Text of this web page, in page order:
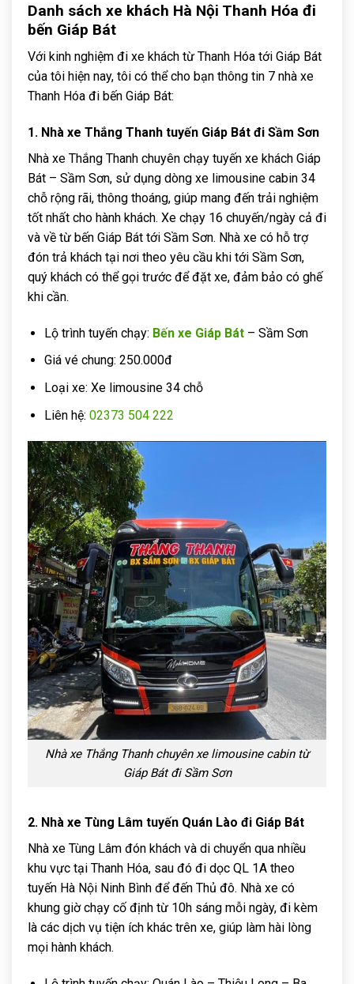
Danh sách xe khách Hà Nội Thanh Hóa đi
bến Giáp Bát
Với kinh nghiệm đi xe khách từ Thanh Hóa tới Giáp Bát
của tôi hiện nay, tôi có thể cho bạn thông tin 7 nhà xe
Thanh Hóa đi bến Giáp Bát:
1. Nhà xe Thắng Thanh tuyến Giáp Bát đi Sầm Sơn
Nhà xe Thắng Thanh chuyên chạy tuyến xe khách Giáp
Bát – Sầm Sơn, sử dụng dòng xe limousine cabin 34
chỗ rộng rãi, thông thoáng, giúp mang đến trải nghiệm
tốt nhất cho hành khách. Xe chạy 16 chuyến/ngày cả đi
và về từ bến Giáp Bát tới Sầm Sơn. Nhà xe có hỗ trợ
đón trả khách tại nơi theo yêu cầu khi tới Sầm Sơn,
quý khách có thể gọi trước để đặt xe, đảm bảo có ghế
khi cần.
Lộ trình tuyến chạy: Bến xe Giáp Bát – Sầm Sơn
Giá vé chung: 250.000đ
Loại xe: Xe limousine 34 chỗ
Liên hệ: 02373 504 222
Nhà xe Thắng Thanh chuyên xe limousine cabin từ
Giáp Bát đi Sầm Sơn
2. Nhà xe Tùng Lâm tuyến Quán Lào đi Giáp Bát
Nhà xe Tùng Lâm đón khách và di chuyển qua nhiều
khu vực tại Thanh Hóa, sau đó đi dọc QL 1A theo
tuyến Hà Nội Ninh Bình để đến Thủ đô. Nhà xe có
khung giờ chạy cố định từ 10h sáng mỗi ngày, đi kèm
là các dịch vụ tiện ích khác trên xe, giúp làm hài lòng
mọi hành khách.